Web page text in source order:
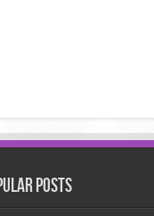
Posts